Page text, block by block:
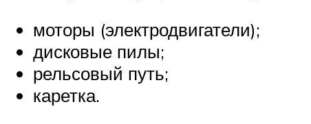
моторы (электродвигатели);
дисковые пилы;
рельсовый путь;
каретка.